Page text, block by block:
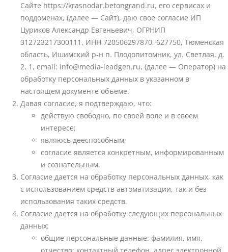
Сайте https://krasnodar.betongrand.ru, его сервисах и
поддоменах, (далее — Сайт), даю свое согласие ИП
Цуриков Александр Евгеньевич, ОГРНИП
312723217300111, ИНН 720506297870, 627750, Тюменская
область, Ишимский р-н п. Плодопитомник, ул. Светлая, д.
2, 1, email: info@media-leadgen.ru, (далее — Оператор) на
обработку персональных данных в указанном в
настоящем документе объеме.
Давая согласие, я подтверждаю, что:
действую свободно, по своей воле и в своем
интересе;
являюсь дееспособным;
согласие является конкретным, информированным
и сознательным.
Согласие дается на обработку персональных данных, как
с использованием средств автоматизации, так и без
использования таких средств.
Согласие дается на обработку следующих персональных
данных:
общие персональные данные: фамилия, имя,